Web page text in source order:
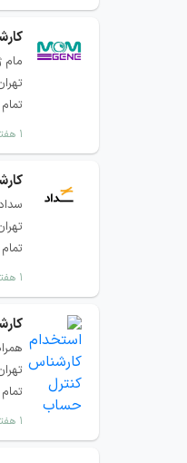
مام
۱ هفته پیش
۱ هفته پیش
۱ هفته پیش